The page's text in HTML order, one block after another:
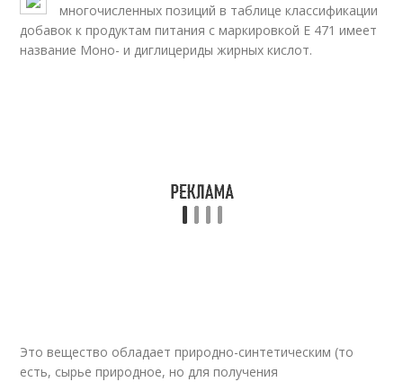
многочисленных позиций в таблице классификации
добавок к продуктам питания с маркировкой Е 471 имеет
название Моно- и диглицериды жирных кислот.
Это вещество обладает природно-синтетическим (то
есть, сырье природное, но для получения